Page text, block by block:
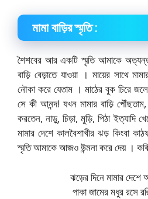
মামা বাড়ির স্মৃতি :
শৈশবের আর একটি স্মৃতি আমাকে
বাড়ি বেড়াতে যাওয়া । মায়ের সাথে
নৌকা করে যেতাম । মাঠের বুক চিরে
সে কী আনন্দ! যখন মামার বাড়ি
করতেন, নাড়ু, চিড়া, মুড়ি, পিঠা ইত্যাদি
মামার দেশে কালবৈশাখীর ঝড় কিংবা
স্মৃতি আমাকে আজও উন্মনা করে দেয় ।
ঝড়ের দিনে মামার
পাকা জামের মধুর রসে